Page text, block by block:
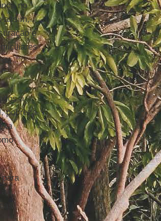
no
assim,
e
a
pobreza